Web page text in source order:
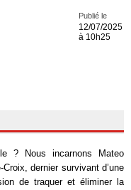
Publié le
12/07/2025
à 10h25
? Nous incarnons Mateo
dernier survivant d’une
de traquer et éliminer la